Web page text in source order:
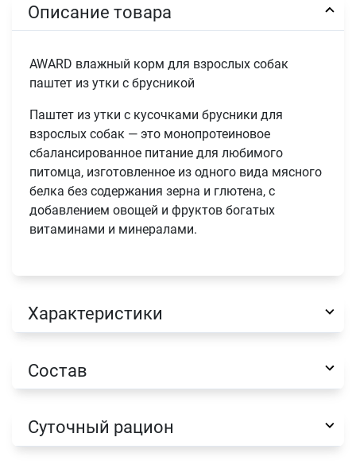
Описание товара
AWARD влажный корм для взрослых собак
паштет из утки с брусникой
Паштет из утки с кусочками брусники для
взрослых собак — это монопротеиновое
сбалансированное питание для любимого
питомца, изготовленное из одного вида мясного
белка без содержания зерна и глютена, с
добавлением овощей и фруктов богатых
витаминами и минералами.
Характеристики
Состав
Суточный рацион